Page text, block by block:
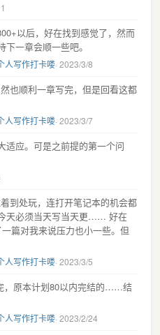
以后，好在找到感觉了，然而
一章会顺一些吧。
人写作打卡喽· 2023/3/8
也顺利一章写完，但是回看这都
人写作打卡喽· 2023/3/7
应。可是之前提的第一个问
到处玩，连打开笔记本的机会都
天必须当天写当天更…… 好在
篇对我来说压力也小一些。但
人写作打卡喽· 2023/3/5
原本计划80以内完结的……结
人写作打卡喽· 2023/2/24